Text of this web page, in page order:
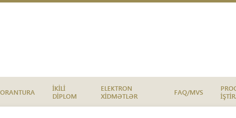
İKİLİ
DİPLOM
ELEKTRON
XİDMƏTLƏR
FAQ/MVS